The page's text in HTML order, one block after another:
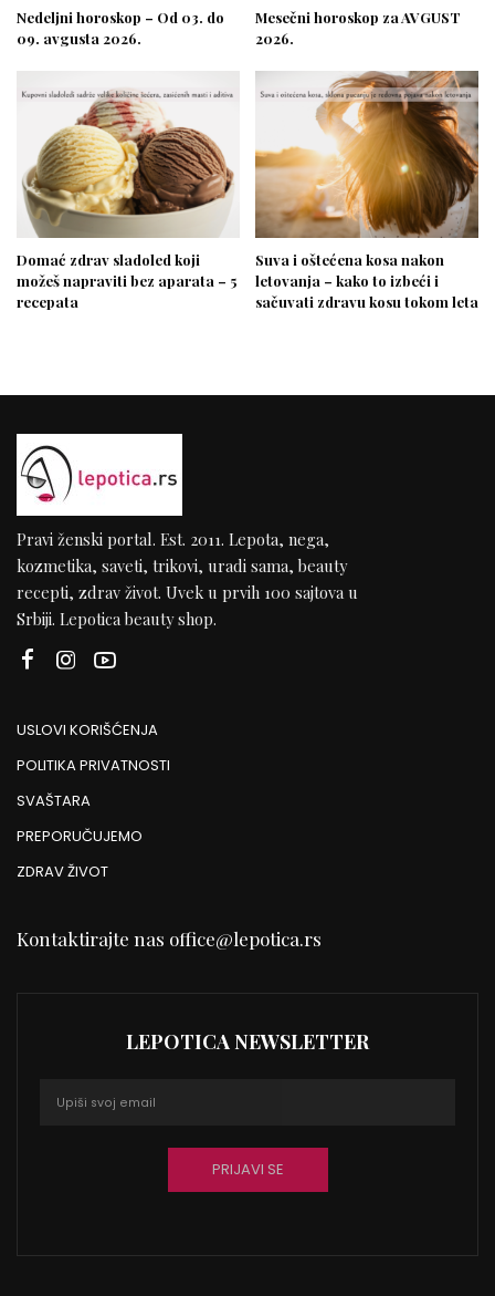
Nedeljni horoskop – Od 03. do
09. avgusta 2026.
Mesečni horoskop za AVGUST
2026.
Domać zdrav sladoled koji
možeš napraviti bez aparata – 5
recepata
Suva i oštećena kosa nakon
letovanja – kako to izbeći i
sačuvati zdravu kosu tokom leta
Pravi ženski portal. Est. 2011. Lepota, nega,
kozmetika, saveti, trikovi, uradi sama, beauty
recepti, zdrav život. Uvek u prvih 100 sajtova u
Srbiji. Lepotica beauty shop.
USLOVI KORIŠĆENJA
POLITIKA PRIVATNOSTI
SVAŠTARA
PREPORUČUJEMO
ZDRAV ŽIVOT
Kontaktirajte nas office@lepotica.rs
LEPOTICA NEWSLETTER